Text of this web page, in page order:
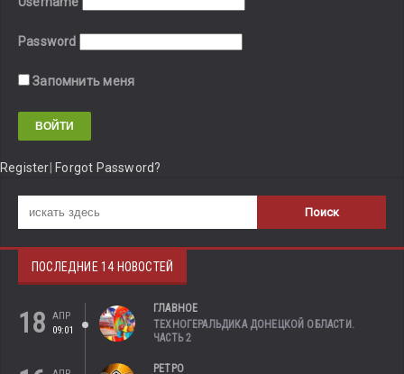
Password
Запомнить меня
Register Forgot Password?
ПОСЛЕДНИЕ 14 НОВОСТЕЙ
18
АПР
09:01
ГЛАВНОЕ
ТЕХНОГЕРАЛЬДИКА ДОНЕЦКОЙ ОБЛАСТИ.
ЧАСТЬ 2
РЕТРО